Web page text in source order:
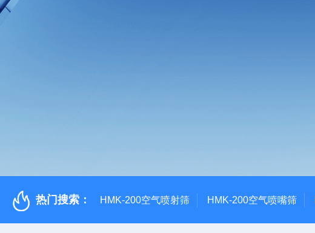
热门搜索： HMK-200空气喷射筛 HMK-200空气喷嘴筛